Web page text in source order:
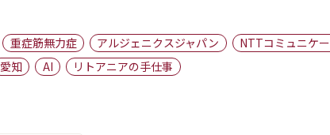
地域
キーパーソン
重症筋無力症 アルジェニクスジャパン
NTTコミュニケ
愛知 AI
リトアニアの手仕事